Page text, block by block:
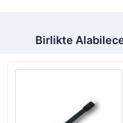
Birlikte